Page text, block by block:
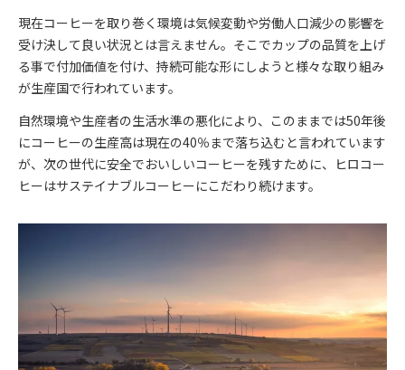
ドリップコーヒー
アイスコーヒー
カフェオレベース
オーガニック商品
送料無料（コーヒー）
お試しセット（送料無料）
コーヒーの淹れ方について
ムービーコンテンツ
HIRO TIMES コーヒーに関する情報をお届け
現在コーヒーを取り巻く環境は気候変動や労働人口減少の影響を
受け決して良い状況とは言えません。そこでカップの品質を上げ
る事で付加価値を付け、持続可能な形にしようと様々な取り組み
が生産国で行われています。
自然環境や生産者の生活水準の悪化により、このままでは50年後
にコーヒーの生産高は現在の40％まで落ち込むと言われています
が、次の世代に安全でおいしいコーヒーを残すために、ヒロコー
ヒーはサステイナブルコーヒーにこだわり続けます。